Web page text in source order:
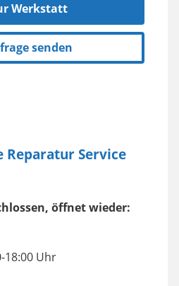
Werkstatt
senden
Reparatur Service
öffnet wieder:
18:00 Uhr